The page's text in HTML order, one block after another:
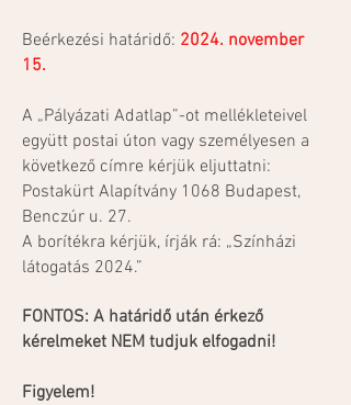
Beérkezési határidő: 2024. november
15.
A „Pályázati Adatlap”-ot mellékleteivel
együtt postai úton vagy személyesen a
következő címre kérjük eljuttatni:
Postakürt Alapítvány 1068 Budapest,
Benczúr u. 27.
A borítékra kérjük, írják rá: „Színházi
látogatás 2024.”
FONTOS: A határidő után érkező
kérelmeket NEM tudjuk elfogadni!
Figyelem!